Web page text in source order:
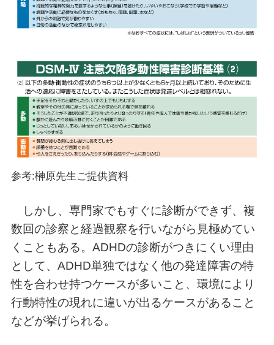
参考:榊原先生ご提供資料
しかし、専門家でもすぐに診断ができず、複
数回の診察と経過観察を行いながら見極めてい
くこともある。ADHDの診断がつきにくい理由
として、ADHD単独ではなく他の発達障害の特
性を合わせ持つケースが多いこと、環境により
行動特性の現れに違いが出るケースがあること
などが挙げられる。